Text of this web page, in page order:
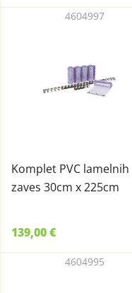
Komplet PVC lamelnih
zaves 30cm x 225cm
4604997
139,00 €
4604995